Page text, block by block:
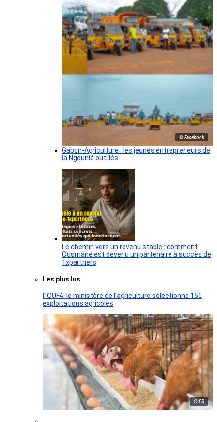
© Facebook
Gabon-Agriculture : les jeunes entrepreneurs de
la Ngounié outillés
Le chemin vers un revenu stable : comment
Ousmane est devenu un partenaire à succès de
1xpartners
Les plus lus
POUFA: le ministère de l’agriculture sélectionne 150
exploitations agricoles
© DR